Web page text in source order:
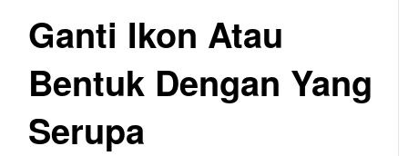
Ganti Ikon Atau
Bentuk Dengan Yang
Serupa